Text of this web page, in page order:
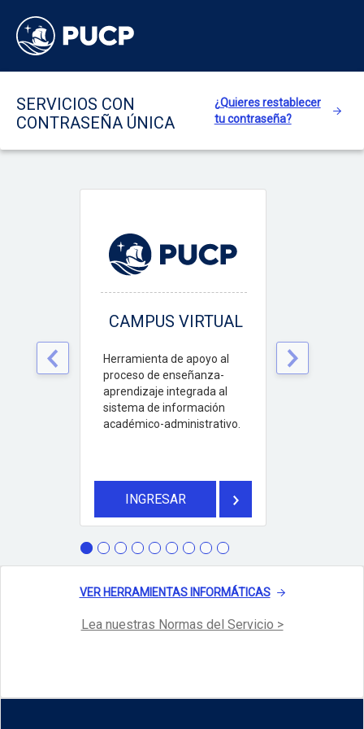
SERVICIOS CON
CONTRASEÑA ÚNICA
¿Quieres restablecer
tu contraseña?
CAMPUS VIRTUAL
Herramienta de apoyo al
proceso de enseñanza-
aprendizaje integrada al
sistema de información
académico-administrativo.
INGRESAR
Anterior Siguiente
VER HERRAMIENTAS INFORMÁTICAS
Lea nuestras Normas del Servicio >